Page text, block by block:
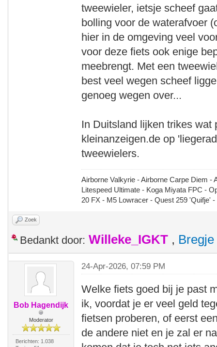
tweewieler, ietsje scheef
bolling voor de waterafvoer
hier in de omgeving veel
voor deze fiets ook enige
meebrengt. Met een
best veel wegen scheef
genoeg wegen over...
In Duitsland lijken trikes wat
kleinanzeigen.de op
tweewielers.
Airborne Valkyrie - Airborne Carpe Diem -
Litespeed Ultimate - Koga Miyata FPC -
20 FX - M5 Lowracer - Quest 259 'Quifje'
Zoek
Bedankt door: Willeke_IGKT , Bregje
Bob Hagendijk
Moderator
Berichten: 1.038
24-Apr-2026, 07:59 PM
Welke fiets goed bij je past
ik, voordat je er veel geld
fietsen proberen, of eerst
de andere niet en je zal er